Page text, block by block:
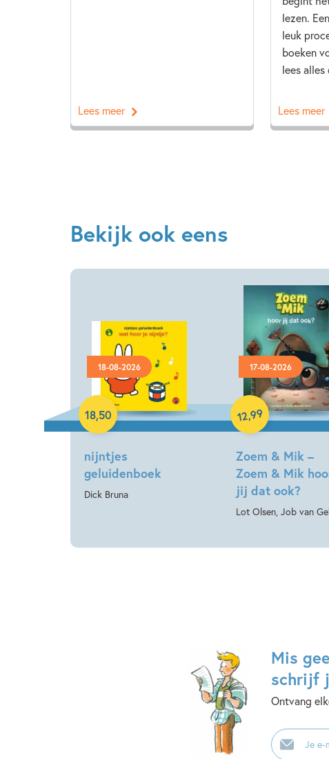
Lees meer
lezen.
leuk
boeken
lees alles
Lees meer
Bekijk ook eens
18-08-2026
nijntjes
geluidenboek
Dick Bruna
18,50
Hardcover
17-08-2026
Zoem & Mik –
Zoem & Mik
jij dat ook?
Lot Olsen, Job van
12,99
Hardcover
Mis
schrijf
Ontvang
E-
mailadres